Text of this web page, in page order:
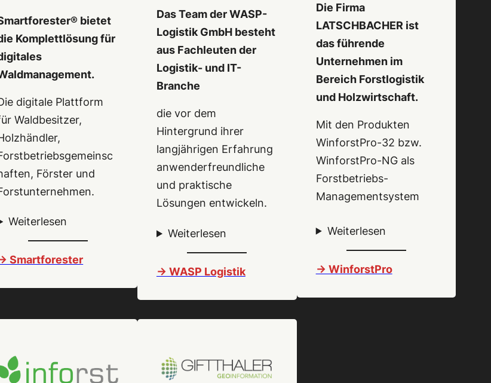
bietet
Komplettlösung für
digitale Plattform
Waldbesitzer,
Förster und
Weiterlesen
Smartforester
Das Team der WASP-
Logistik GmbH besteht
aus Fachleuten der
Logistik- und IT-
Branche
die vor dem
Hintergrund ihrer
langjährigen Erfahrung
anwenderfreundliche
und praktische
Lösungen entwickeln.
Weiterlesen
-> WASP Logistik
Die Firma
LATSCHBACHER ist
das führende
Unternehmen im
Bereich Forstlogistik
und Holzwirtschaft.
Mit den Produkten
WinforstPro-32 bzw.
WinforstPro-NG als
Forstbetriebs-
Managementsystem
Weiterlesen
-> WinforstPro